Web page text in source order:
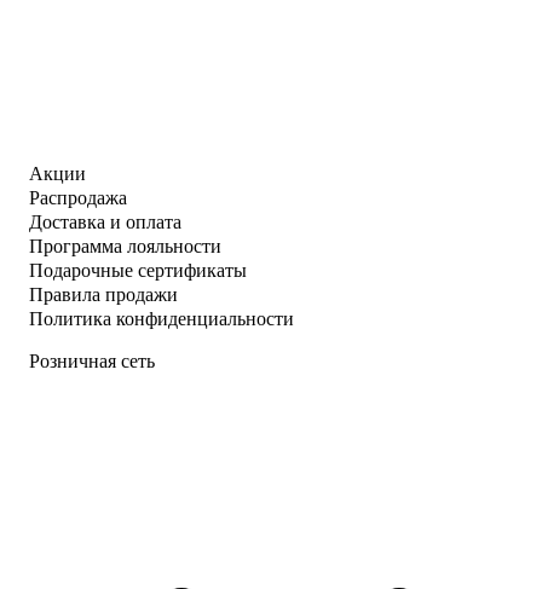
Акции
Распродажа
Доставка и оплата
Программа лояльности
Подарочные сертификаты
Правила продажи
Политика конфиденциальности
Розничная сеть